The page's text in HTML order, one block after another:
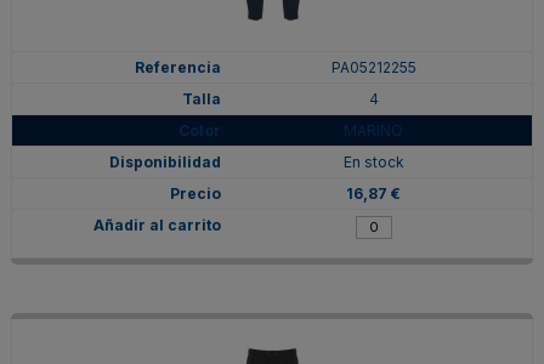
PA05212255
4
MARINO
En stock
16,87 €